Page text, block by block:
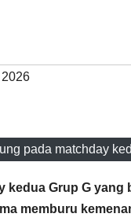
pada matchday
kedua Grup G
memburu